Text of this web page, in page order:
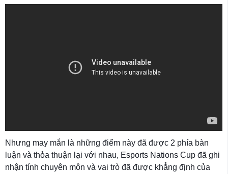
Nhưng may mắn là những điểm này đã được 2 phía bàn
luận và thỏa thuận lại với nhau, Esports Nations Cup đã ghi
nhận tính chuyên môn và vai trò đã được khẳng định của